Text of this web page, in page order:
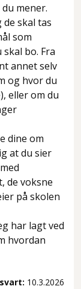
mener.
skal tas
som
bo. Fra
annet selv
og hvor du
eller om du
dine om
at du sier
de voksne
på skolen
har lagt ved
hvordan
10.3.2026